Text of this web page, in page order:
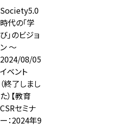
Society5.0
時代の「学
び」のビジョ
ン ～
2024/08/05
イベント
（終了しまし
た）【教育
CSRセミナ
ー：2024年9